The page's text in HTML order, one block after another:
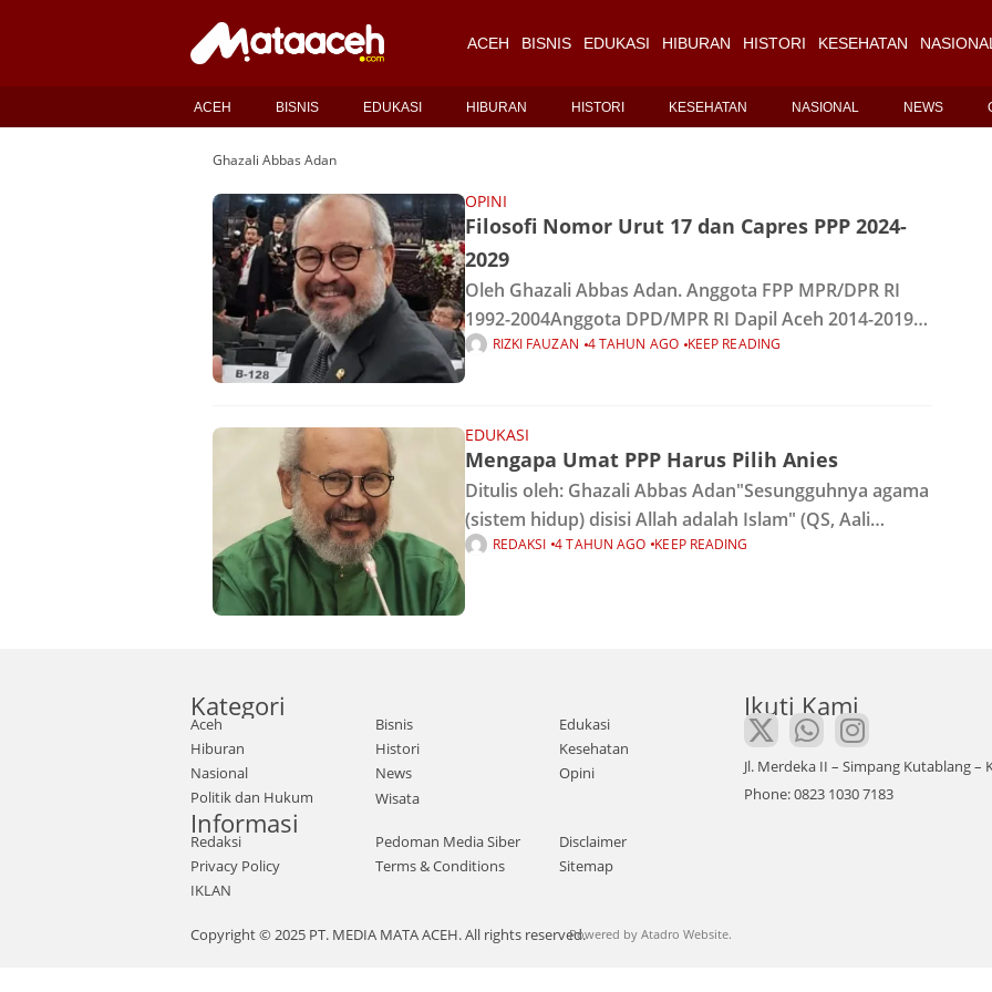
ACEH BISNIS EDUKASI HIBURAN HISTORI KESEHATAN NASIONAL
ACEH BISNIS EDUKASI HIBURAN HISTORI KESEHATAN NASIONAL NEWS
Ghazali Abbas Adan
OPINI
Filosofi Nomor Urut 17 dan Capres PPP 2024-
2029
Oleh Ghazali Abbas Adan. Anggota FPP MPR/DPR RI
1992-2004Anggota DPD/MPR RI Dapil Aceh 2014-2019
Anggota Forum Ka'bah Membangun (FKM) 2022.
Kehadiran dan eksistensi Partai Persatuan
RIZKI FAUZAN 4 TAHUN AGO KEEP READING
EDUKASI
Mengapa Umat PPP Harus Pilih Anies
Ditulis oleh: Ghazali Abbas Adan"Sesungguhnya agama
(sistem hidup) disisi Allah adalah Islam" (QS, Aali
'Imran, ayat 19)."Dan barangsiapa mencari agama
(sistem hidup) selain Islam, dia tidak akan diterima, dan
di
REDAKSI 4 TAHUN AGO KEEP READING
Kategori
Aceh Bisnis
Edukasi
Hiburan
Histori
Kesehatan
Nasional
News
Opini
Politik dan Hukum
Wisata
Informasi
Redaksi Pedoman Media Siber
Disclaimer
Privacy Policy
Terms & Conditions
Sitemap
IKLAN
Ikuti Kami
Jl. Merdeka II – Simpang Kutablang –
Phone: 0823 1030 7183
Copyright © 2025 PT. MEDIA MATA ACEH. All rights reserved.Powered by Atadro Website.